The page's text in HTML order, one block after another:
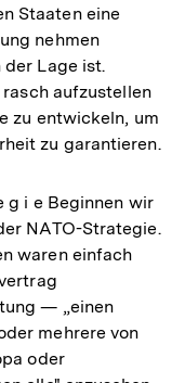
Staaten eine
nehmen
der Lage ist.
aufzustellen
zu entwickeln, um
zu garantieren.
g i e Beginnen wir
NATO-Strategie.
waren einfach
— „einen
mehrere von
oder